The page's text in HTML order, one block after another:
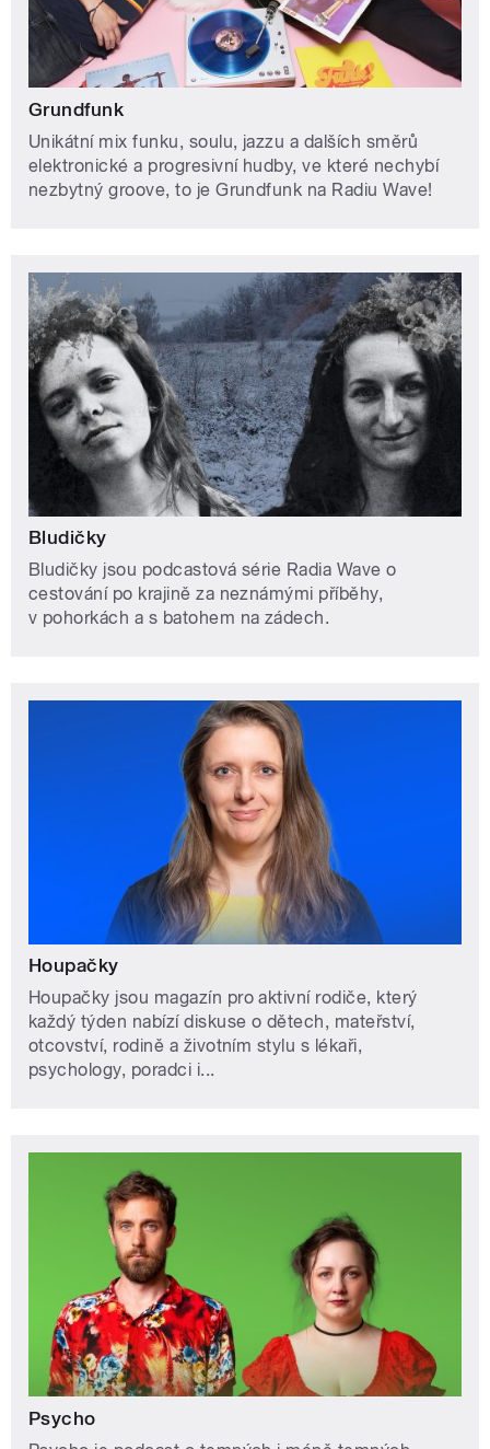
Grundfunk
Unikátní mix funku, soulu, jazzu a dalších směrů
elektronické a progresivní hudby, ve které nechybí
nezbytný groove, to je Grundfunk na Radiu Wave!
Bludičky
Bludičky jsou podcastová série Radia Wave o
cestování po krajině za neznámými příběhy,
v pohorkách a s batohem na zádech.
Houpačky
Houpačky jsou magazín pro aktivní rodiče, který
každý týden nabízí diskuse o dětech, mateřství,
otcovství, rodině a životním stylu s lékaři,
psychology, poradci i...
Psycho